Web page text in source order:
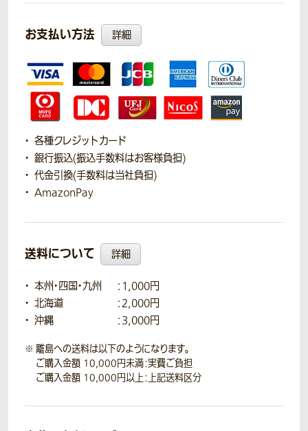
お支払い方法 詳細
各種クレジットカード
銀行振込(振込手数料はお客様負担)
代金引換(手数料は当社負担)
AmazonPay
送料について 詳細
本州・四国・九州
：1,000円
北海道
：2,000円
沖縄
：3,000円
離島への送料は以下のようになります。
ご購入金額 10,000円未満：実費ご負担
ご購入金額 10,000円以上：上記送料区分